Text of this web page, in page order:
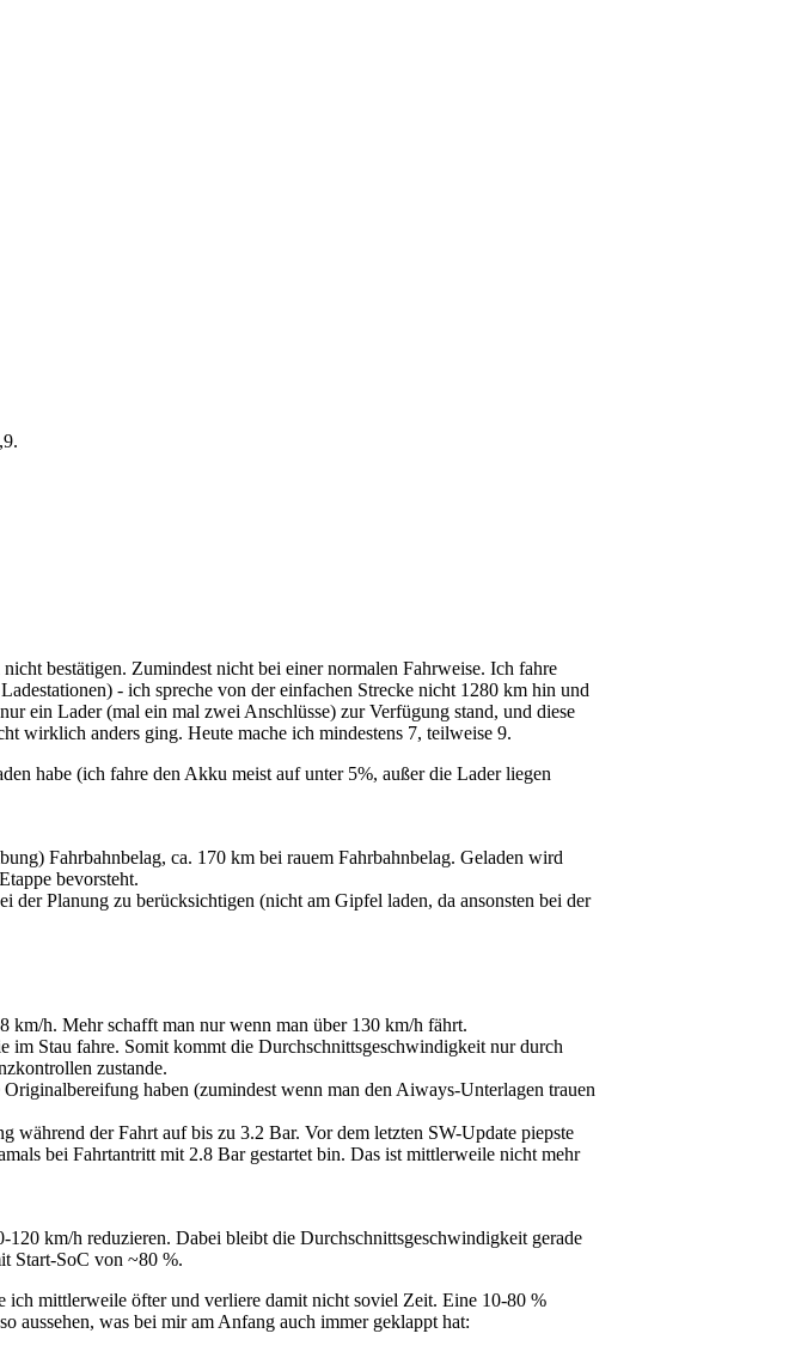
bestätigen. Zumindest nicht bei einer normalen Fahrweise. Ich fahre
- ich spreche von der einfachen Strecke nicht 1280 km hin und
ein Lader (mal ein mal zwei Anschlüsse) zur Verfügung stand, und diese
wirklich anders ging. Heute mache ich mindestens 7, teilweise 9.
habe (ich fahre den Akku meist auf unter 5%, außer die Lader liegen
Fahrbahnbelag, ca. 170 km bei rauem Fahrbahnbelag. Geladen wird
bevorsteht.
Planung zu berücksichtigen (nicht am Gipfel laden, da ansonsten bei der
h. Mehr schafft man nur wenn man über 130 km/h fährt.
im Stau fahre. Somit kommt die Durchschnittsgeschwindigkeit nur durch
zustande.
haben (zumindest wenn man den Aiways-Unterlagen trauen
der Fahrt auf bis zu 3.2 Bar. Vor dem letzten SW-Update piepste
bei Fahrtantritt mit 2.8 Bar gestartet bin. Das ist mittlerweile nicht mehr
km/h reduzieren. Dabei bleibt die Durchschnittsgeschwindigkeit gerade
Start-SoC von ~80 %.
ich mittlerweile öfter und verliere damit nicht soviel Zeit. Eine 10-80 %
so aussehen, was bei mir am Anfang auch immer geklappt hat: